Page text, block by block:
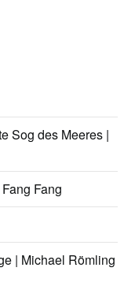
Sog des Meeres |
Fang
| Michael Römling